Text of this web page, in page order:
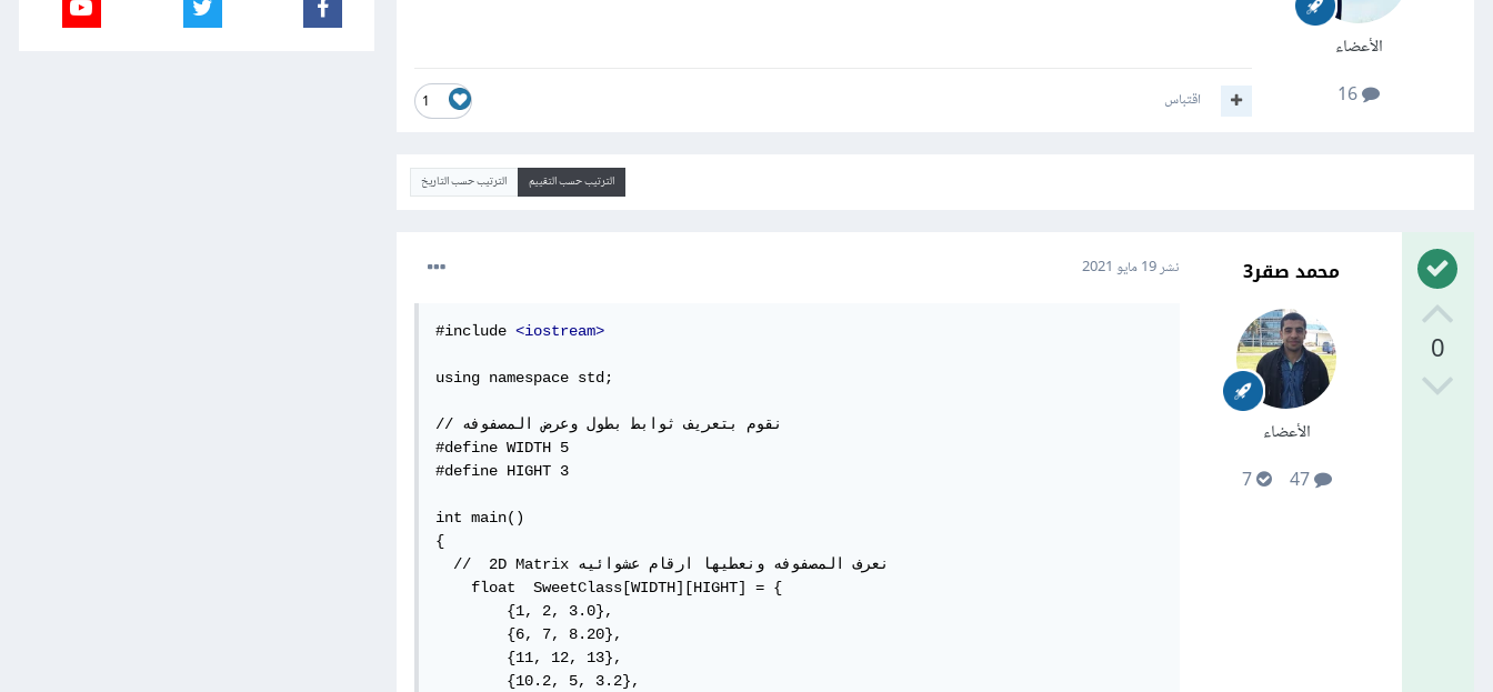
الأعضاء
1 اقتباس
الترتيب حسب التقييم الترتيب حسب التاريخ
0
محمد صقر3
الأعضاء
47
7
نشر19 مايو 2021
#include <iostream>
using namespace std;
// نقوم بتعريف ثوابط بطول وعرض المصفوفه
#define WIDTH 5
#define HIGHT 3
int main()
{
  //  2D Matrix نعرف المصفوفه ونعطيها ارقام عشوائيه
    float  SweetClass[WIDTH][HIGHT] = {
        {1, 2, 3.0},
        {6, 7, 8.20},
        {11, 12, 13},
        {10.2, 5, 3.2},